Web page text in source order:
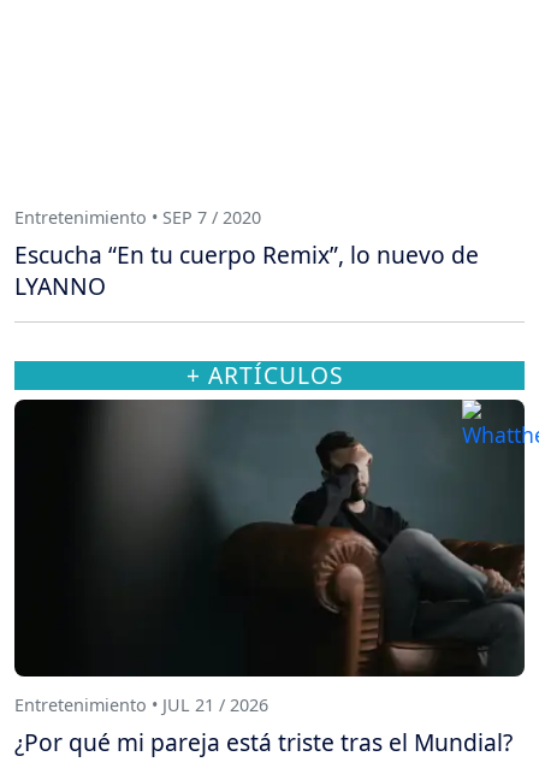
Entretenimiento • SEP 7 / 2020
Escucha “En tu cuerpo Remix”, lo nuevo de
LYANNO
+ ARTÍCULOS
Entretenimiento • JUL 21 / 2026
¿Por qué mi pareja está triste tras el Mundial?